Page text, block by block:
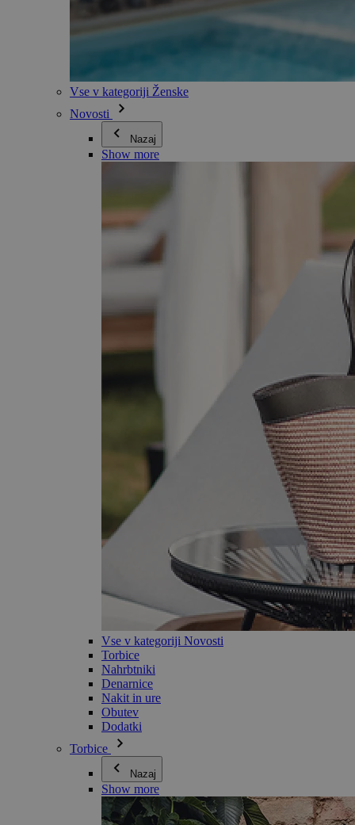
Vse v kategoriji Ženske
Novosti
Nazaj
Show more
Vse v kategoriji Novosti
Torbice
Nahrbtniki
Denarnice
Nakit in ure
Obutev
Dodatki
Torbice
Nazaj
Show more